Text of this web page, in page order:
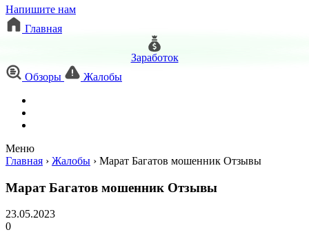
Напишите нам
Главная
Заработок
Обзоры
Жалобы
Меню
Главная › Жалобы › Марат Багатов мошенник Отзывы
Марат Багатов мошенник Отзывы
23.05.2023
0